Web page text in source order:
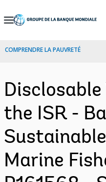
Skip
Navigation
COMPRENDRE LA PAUVRETÉ
the ISR -
Marine